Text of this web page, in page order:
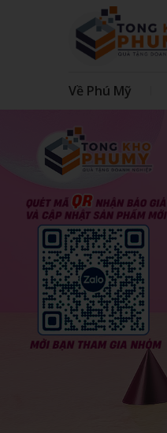
Về Phú Mỹ
GIFT SET
TÚI VẢI CÁC
GIẤY - IN
ĐẾ LÓT LY
ĐỒNG HỒ
ÁO MƯA
KHĂN BÔNG
MŨ NÓN
MÓC DÁN